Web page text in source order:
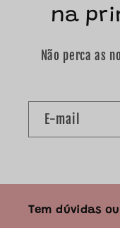
na
Não perca as
E-mail
Tem dúvidas